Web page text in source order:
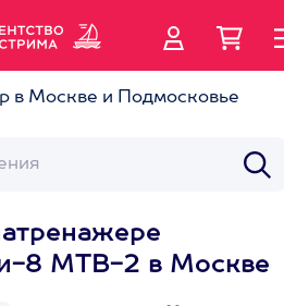
в Москве и Подмосковье
8 МТВ-2 в Москве